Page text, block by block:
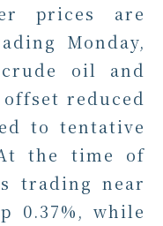
prices are
Monday,
oil and
reduced
to tentative
the time of
trading near
0.37%, while